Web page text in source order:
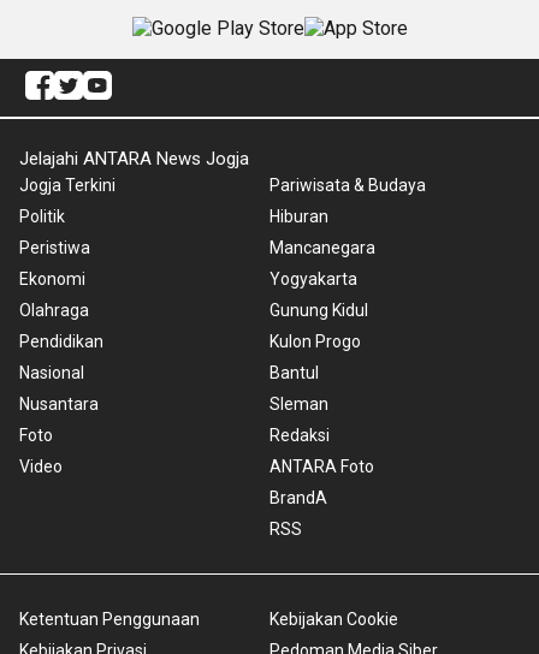
Jelajahi ANTARA News Jogja
Jogja Terkini
Politik
Peristiwa
Ekonomi
Olahraga
Pendidikan
Nasional
Nusantara
Foto
Video
Pariwisata & Budaya
Hiburan
Mancanegara
Yogyakarta
Gunung Kidul
Kulon Progo
Bantul
Sleman
Redaksi
ANTARA Foto
BrandA
RSS
Ketentuan Penggunaan
Kebijakan Privasi
Kebijakan Cookie
Pedoman Media Siber